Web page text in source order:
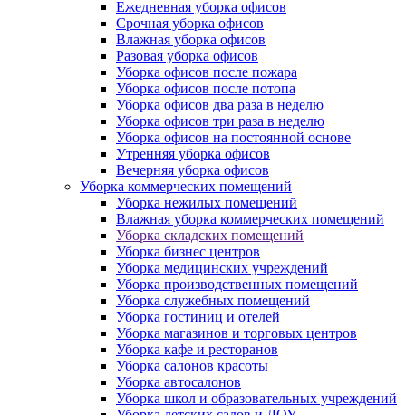
Ежедневная уборка офисов
Срочная уборка офисов
Влажная уборка офисов
Разовая уборка офисов
Уборка офисов после пожара
Уборка офисов после потопа
Уборка офисов два раза в неделю
Уборка офисов три раза в неделю
Уборка офисов на постоянной основе
Утренняя уборка офисов
Вечерняя уборка офисов
Уборка коммерческих помещений
Уборка нежилых помещений
Влажная уборка коммерческих помещений
Уборка складских помещений
Уборка бизнес центров
Уборка медицинских учреждений
Уборка производственных помещений
Уборка служебных помещений
Уборка гостиниц и отелей
Уборка магазинов и торговых центров
Уборка кафе и ресторанов
Уборка салонов красоты
Уборка автосалонов
Уборка школ и образовательных учреждений